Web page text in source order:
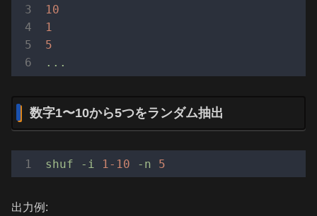
10
1
5
...
数字1〜10から5つをランダム抽出
shuf -i 1 -10 -n 5
出力例: